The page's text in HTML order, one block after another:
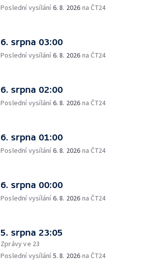
Poslední vysílání6. 8. 2026 na ČT24
6. srpna 03:00
Poslední vysílání6. 8. 2026 na ČT24
6. srpna 02:00
Poslední vysílání6. 8. 2026 na ČT24
6. srpna 01:00
Poslední vysílání6. 8. 2026 na ČT24
6. srpna 00:00
Poslední vysílání6. 8. 2026 na ČT24
5. srpna 23:05
Zprávy ve 23
Poslední vysílání5. 8. 2026 na ČT24